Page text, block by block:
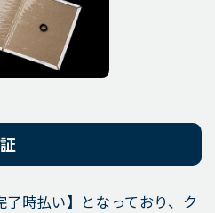
時払い】となっており、ク